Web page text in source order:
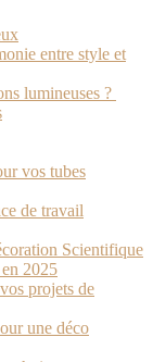
entre style et
lumineuses ?
vos tubes
de travail
Scientifique
2025
projets de
une déco